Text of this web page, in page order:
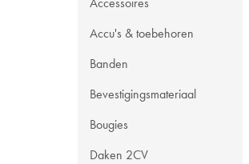
Accu's & toebehoren
Banden
Bevestigingsmateriaal
Bougies
Daken 2CV